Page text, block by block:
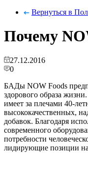
Вернуться в
Почему
27.12.2016
0
БАДы NOW Foods
здорового образа
имеет за плечами 40-
высококачественных,
добавок. Благодаря
современного
потребности
лидирующие позиции